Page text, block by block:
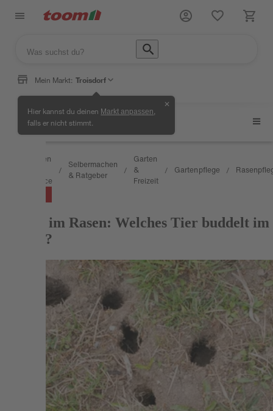
Mein Markt: Troisdorf
Hier kannst du deinen Markt anpassen
falls er nicht stimmt.
✕
Rasenpflege
Wissen
Service
/
Selbermachen
& Ratgeber
/
Garten
&
Freizeit
/ Gartenpflege /
Löcher im Rasen: Welches Tier buddelt im
Garten?